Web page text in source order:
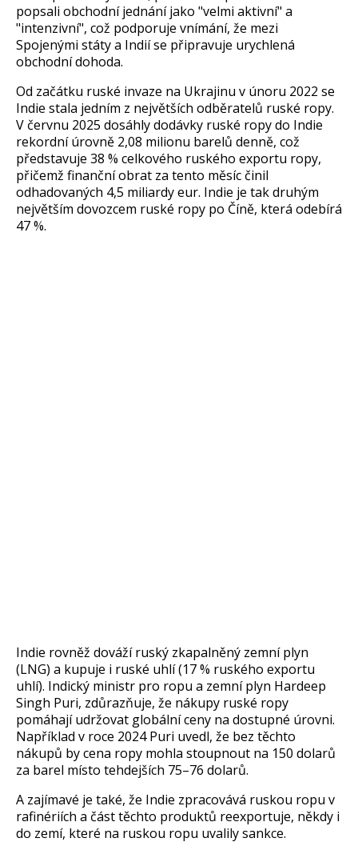
popsali obchodní jednání jako "velmi aktivní" a
"intenzivní", což podporuje vnímání, že mezi
Spojenými státy a Indií se připravuje urychlená
obchodní dohoda.
Od začátku ruské invaze na Ukrajinu v únoru 2022 se
Indie stala jedním z největších odběratelů ruské ropy.
V červnu 2025 dosáhly dodávky ruské ropy do Indie
rekordní úrovně 2,08 milionu barelů denně, což
představuje 38 % celkového ruského exportu ropy,
přičemž finanční obrat za tento měsíc činil
odhadovaných 4,5 miliardy eur. Indie je tak druhým
největším dovozcem ruské ropy po Číně, která odebírá
47 %.
Indie rovněž dováží ruský zkapalněný zemní plyn
(LNG) a kupuje i ruské uhlí (17 % ruského exportu
uhlí). Indický ministr pro ropu a zemní plyn Hardeep
Singh Puri, zdůrazňuje, že nákupy ruské ropy
pomáhají udržovat globální ceny na dostupné úrovni.
Například v roce 2024Puri uvedl, že bez těchto
nákupů by cena ropy mohla stoupnout na 150 dolarů
za barel místo tehdejších 75–76 dolarů.
A zajímavé je také, že Indie zpracovává ruskou ropu v
rafinériích a část těchto produktů reexportuje, někdy i
do zemí, které na ruskou ropu uvalily sankce.